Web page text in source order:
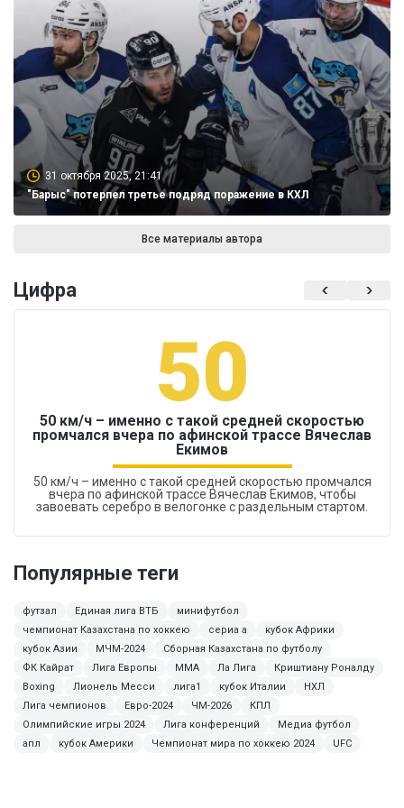
31 октября 2025, 21:41
"Барыс" потерпел третье подряд поражение в КХЛ
Все материалы автора
Цифра
50
50 км/ч – именно с такой средней скоростью
промчался вчера по афинской трассе Вячеслав
Екимов
50 км/ч – именно с такой средней скоростью промчался
вчера по афинской трассе Вячеслав Екимов, чтобы
завоевать серебро в велогонке с раздельным стартом.
Популярные теги
футзал Единая лига ВТБ
минифутбол
чемпионат Казахстана по хоккею
сериа а
кубок Африки
кубок Азии
МЧМ-2024
Сборная Казахстана по футболу
ФК Кайрат
Лига Европы MMA Ла Лига
Криштиану Роналду
Boxing
Лионель Месси лига1 кубок Италии
НХЛ
Лига чемпионов
Евро-2024 ЧМ-2026
КПЛ
Олимпийские игры 2024
Лига конференций
Медиа футбол
апл
кубок Америки Чемпионат мира по хоккею 2024 UFC